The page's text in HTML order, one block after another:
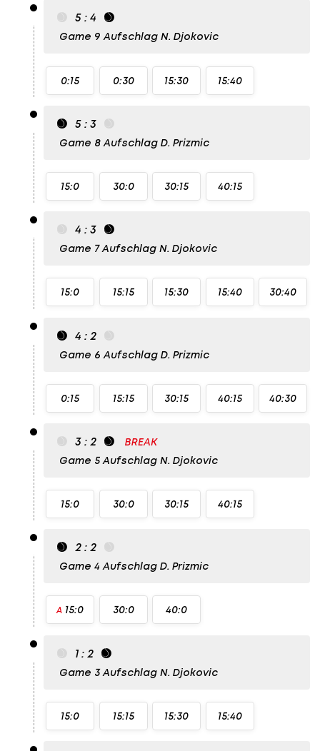
5 : 4
Game 9 Aufschlag N. Djokovic
0:15 0:30 15:30 15:40
5 : 3
Game 8 Aufschlag D. Prizmic
15:0 30:0 30:15 40:15
4 : 3
Game 7 Aufschlag N. Djokovic
15:0 15:15 15:30 15:40 30:40
4 : 2
Game 6 Aufschlag D. Prizmic
0:15 15:15 30:15 40:15 40:30
3 : 2
BREAK
Game 5 Aufschlag N. Djokovic
15:0 30:0 30:15 40:15
2 : 2
Game 4 Aufschlag D. Prizmic
A 15:0 30:0 40:0
1 : 2
Game 3 Aufschlag N. Djokovic
15:0 15:15 15:30 15:40